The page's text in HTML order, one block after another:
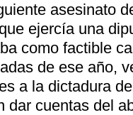
asesinato
ejercía una
como factible
de ese año,
a la dictadura
dar cuentas del